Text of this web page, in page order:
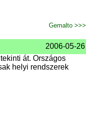
Gemalto >>>
2006-05-26
át. Országos
helyi rendszerek